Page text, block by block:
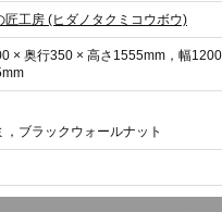
匠工房 (ヒダノタクミコウボウ)
× 奥行350 × 高さ1555mm，幅
，ブラックウォールナット